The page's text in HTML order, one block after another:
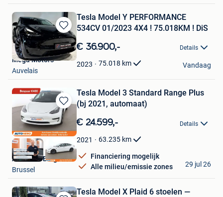
Bewaren
in
Mijn
Favorieten
Tesla Model Y PERFORMANCE
534CV 01/2023 4X4 ! 75.018KM ! DiS
€ 36.900,- Details
2023 75.018 km
Mega Motors
Auvelais
Vandaag
Bewaren
in
Mijn
Favorieten
Tesla Model 3 Standard Range Plus
(bj 2021, automaat)
€ 24.599,- Details
2021 63.235 km
Financiering mogelijk
Alle milieu/emissie zones
Autohero België
Brussel
29 jul 26
Tesla Model X Plaid 6 stoelen —